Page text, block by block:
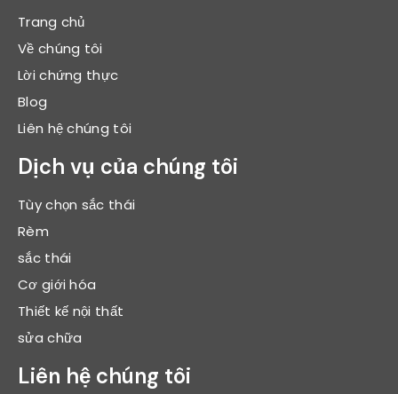
Trang chủ
Về chúng tôi
Lời chứng thực
Blog
Liên hệ chúng tôi
Dịch vụ của chúng tôi
Tùy chọn sắc thái
Rèm
sắc thái
Cơ giới hóa
Thiết kế nội thất
sửa chữa
Liên hệ chúng tôi